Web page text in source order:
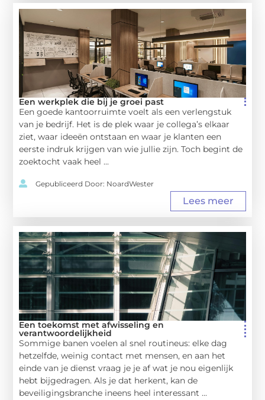
Een werkplek die bij je groei past
Een goede kantoorruimte voelt als een verlengstuk
van je bedrijf. Het is de plek waar je collega’s elkaar
ziet, waar ideeën ontstaan en waar je klanten een
eerste indruk krijgen van wie jullie zijn. Toch begint de
zoektocht vaak heel ...
Gepubliceerd Door: NoardWester
Lees meer
Een toekomst met afwisseling en
verantwoordelijkheid
Sommige banen voelen al snel routineus: elke dag
hetzelfde, weinig contact met mensen, en aan het
einde van je dienst vraag je je af wat je nou eigenlijk
hebt bijgedragen. Als je dat herkent, kan de
beveiligingsbranche ineens heel interessant ...